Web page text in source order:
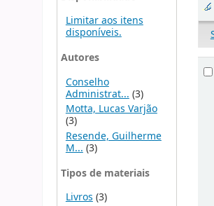
Limitar aos itens
disponíveis.
Autores
Conselho
Administrat... (3)
Motta, Lucas Varjão
(3)
Resende, Guilherme
M... (3)
Tipos de materiais
Livros(3)